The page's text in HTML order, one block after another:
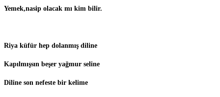
Yemek,nasip olacak mı kim bilir.
Riya küfür hep dolanmış diline
Kapılmışsın beşer yağmur seline
Diline son nefeste bir kelime